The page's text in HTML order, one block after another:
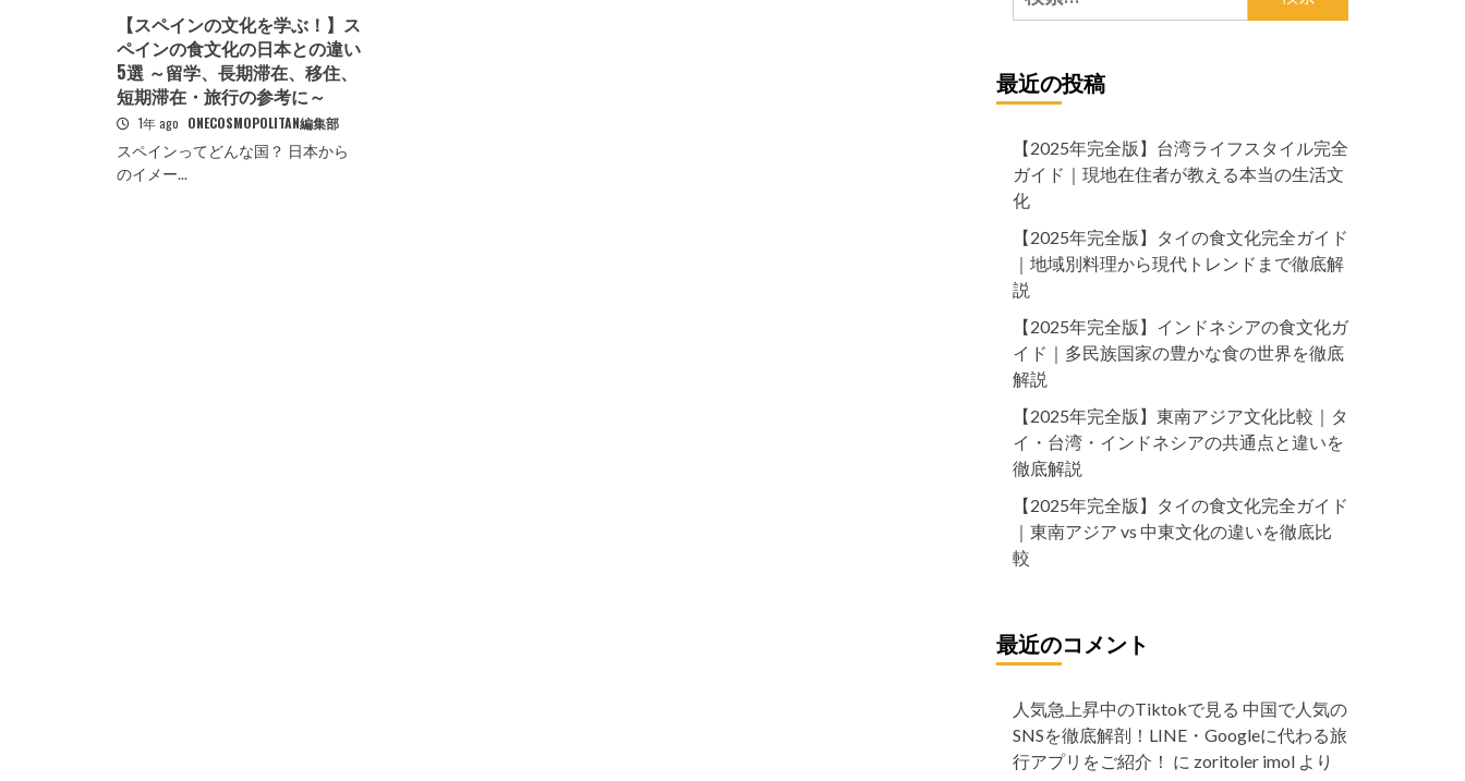
【スペインの文化を学ぶ！】ス
ペインの食文化の日本との違い
5選 ～留学、長期滞在、移住、
短期滞在・旅行の参考に～
1年 ago ONECOSMOPOLITAN編集部
スペインってどんな国？ 日本から
のイメー...
索:
最近の投稿
【2025年完全版】台湾ライフスタイル完全
ガイド｜現地在住者が教える本当の生活文
化
【2025年完全版】タイの食文化完全ガイド
｜地域別料理から現代トレンドまで徹底解
説
【2025年完全版】インドネシアの食文化ガ
イド｜多民族国家の豊かな食の世界を徹底
解説
【2025年完全版】東南アジア文化比較｜タ
イ・台湾・インドネシアの共通点と違いを
徹底解説
【2025年完全版】タイの食文化完全ガイド
｜東南アジア vs 中東文化の違いを徹底比
較
最近のコメント
人気急上昇中のTiktokで見る 中国で人気の
SNSを徹底解剖！LINE・Googleに代わる旅
行アプリをご紹介！ に zoritoler imol より